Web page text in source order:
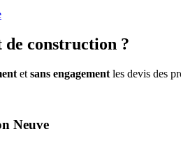
de construction ?
et sans engagement les devis des
Neuve